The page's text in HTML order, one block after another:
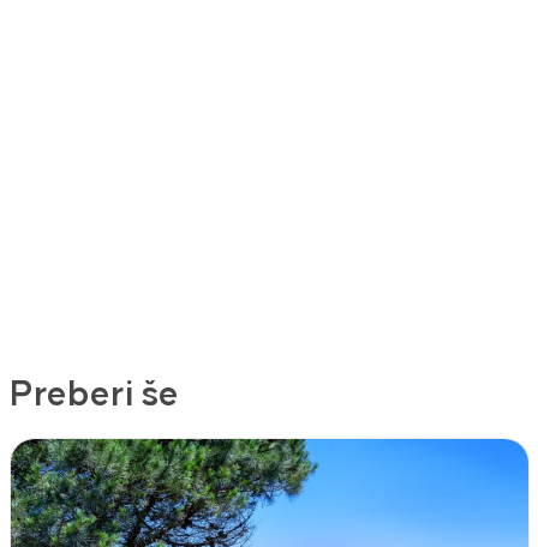
Preberi še